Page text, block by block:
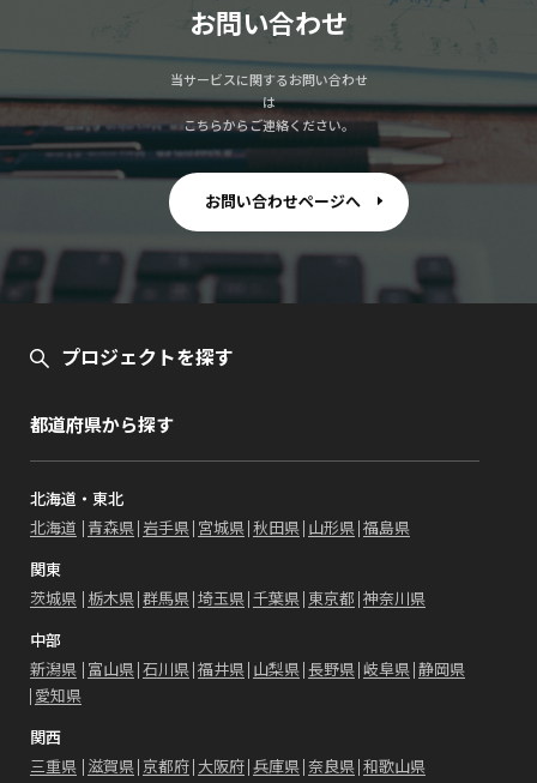
お問い合わせ
当サービスに関するお問い合わせ
は
こちらからご連絡ください。
お問い合わせページへ
プロジェクトを探す
都道府県から探す
北海道・東北
北海道 青森県 岩手県 宮城県 秋田県 山形県 福島県
関東
茨城県 栃木県 群馬県 埼玉県 千葉県 東京都 神奈川県
中部
新潟県 富山県 石川県 福井県 山梨県 長野県 岐阜県 静岡県
愛知県
関西
三重県 滋賀県 京都府 大阪府 兵庫県 奈良県 和歌山県